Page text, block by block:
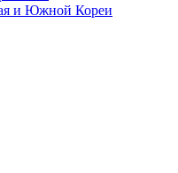
и Южной Кореи